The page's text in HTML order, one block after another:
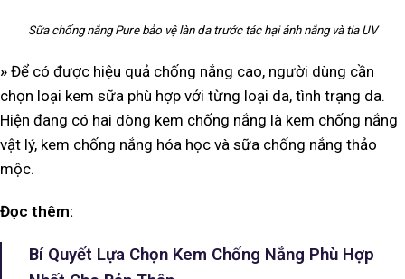
Sữa chống nắng Pure bảo vệ làn da trước tác hại ánh nắng và tia UV
» Để có được hiệu quả chống nắng cao, người dùng cần
chọn loại kem sữa phù hợp với từng loại da, tình trạng da.
Hiện đang có hai dòng kem chống nắng là kem chống nắng
vật lý, kem chống nắng hóa học và sữa chống nắng thảo
mộc.
Đọc thêm:
Bí Quyết Lựa Chọn Kem Chống Nắng Phù Hợp